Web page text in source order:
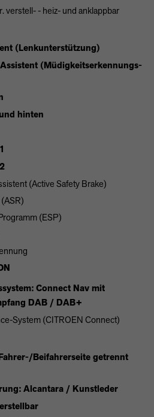
verstell- - heiz- und anklappbar
(Lenkunterstützung)
(Müdigkeitserkennungs-
hinten
(Active Safety Brake)
(ESP)
Connect Nav mit
DAB / DAB+
System (CITROEN Connect)
Beifahrerseite getrennt
Alcantara / Kunstleder